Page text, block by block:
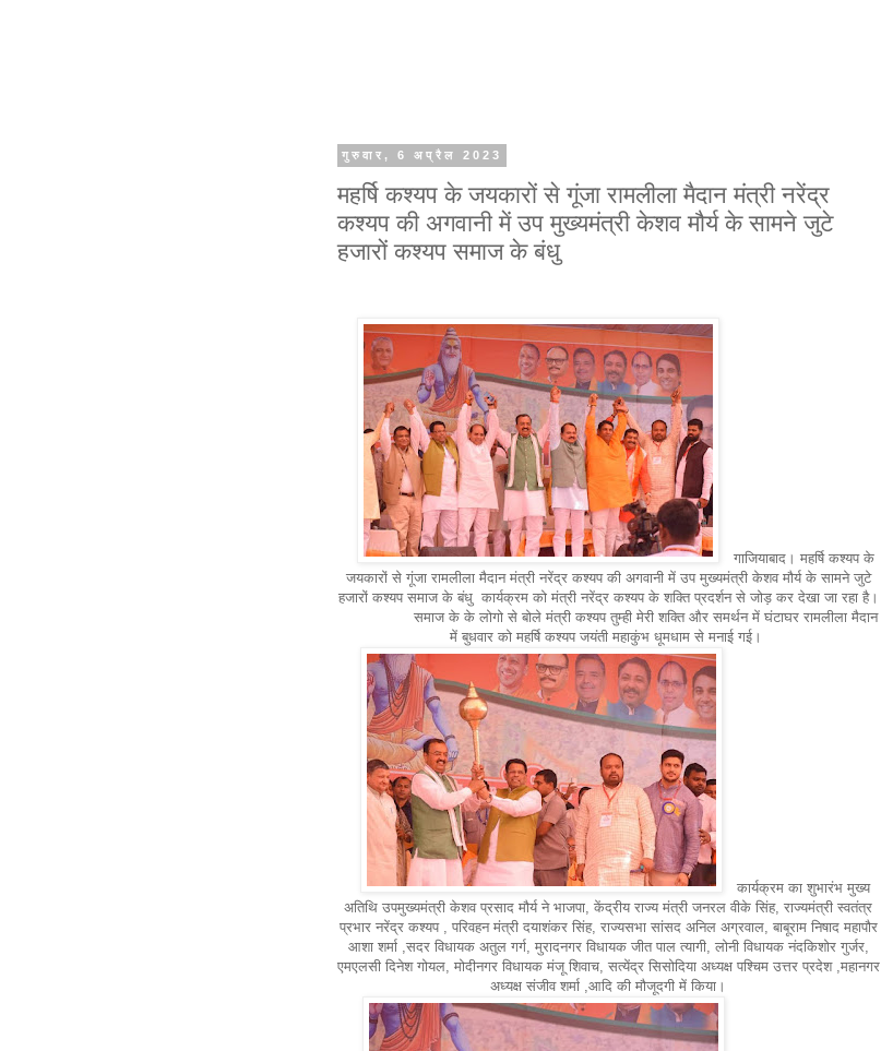
गुरुवार, 6 अप्रैल 2023
महर्षि कश्यप के जयकारों से गूंजा रामलीला मैदान मंत्री नरेंद्र
कश्यप की अगवानी में उप मुख्यमंत्री केशव मौर्य के सामने जुटे
हजारों कश्यप समाज के बंधु
गाजियाबाद। महर्षि कश्यप के
जयकारों से गूंजा रामलीला मैदान मंत्री नरेंद्र कश्यप की अगवानी में उप मुख्यमंत्री केशव मौर्य के सामने जुटे
हजारों कश्यप समाज के बंधु कार्यक्रम को मंत्री नरेंद्र कश्यप के शक्ति प्रदर्शन से जोड़ कर देखा जा रहा है।
समाज के के लोगो से बोले मंत्री कश्यप तुम्ही मेरी शक्ति और समर्थन में घंटाघर रामलीला मैदान
में बुधवार को महर्षि कश्यप जयंती महाकुंभ धूमधाम से मनाई गई।
कार्यक्रम का शुभारंभ मुख्य
अतिथि उपमुख्यमंत्री केशव प्रसाद मौर्य ने भाजपा, केंद्रीय राज्य मंत्री जनरल वीके सिंह, राज्यमंत्री स्वतंत्र
प्रभार नरेंद्र कश्यप , परिवहन मंत्री दयाशंकर सिंह, राज्यसभा सांसद अनिल अग्रवाल, बाबूराम निषाद महापौर
आशा शर्मा ,सदर विधायक अतुल गर्ग, मुरादनगर विधायक जीत पाल त्यागी, लोनी विधायक नंदकिशोर गुर्जर,
एमएलसी दिनेश गोयल, मोदीनगर विधायक मंजू शिवाच, सत्येंद्र सिसोदिया अध्यक्ष पश्चिम उत्तर प्रदेश ,महानगर
अध्यक्ष संजीव शर्मा ,आदि की मौजूदगी में किया।